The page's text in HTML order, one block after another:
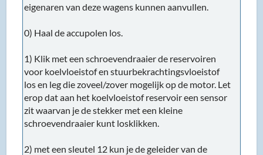
eigenaren van deze wagens kunnen aanvullen.
0) Haal de accupolen los.
1) Klik met een schroevendraaier de reservoiren
voor koelvloeistof en stuurbekrachtingsvloeistof
los en leg die zoveel/zover mogelijk op de motor. Let
erop dat aan het koelvloeistof reservoir een sensor
zit waarvan je de stekker met een kleine
schroevendraaier kunt losklikken.
2) met een sleutel 12 kun je de geleider van de